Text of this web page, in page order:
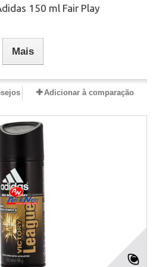
150 ml Fair Play
Mais
Adicionar à comparação